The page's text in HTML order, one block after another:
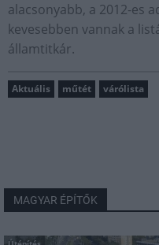
alacsonyabb, a 2012-es
kevesebben vannak a
államtitkár.
Aktuális műtét várólista
MAGYAR ÉPÍTŐK